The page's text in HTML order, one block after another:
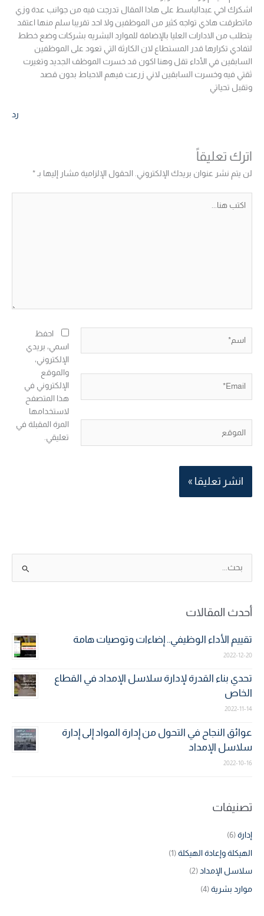
اشكرك اخي عبدالباسط على هاذا المقال تدرجت فيه من جوانب عدة وزي
ماتطرقت هاذي تواجه كثير من الموظفين ولا احد تقريبا سلم منها اعتقد
يتطلب من الادارات العليا بالإضافة للموارد البشريه بشركات وضع خطط
لتفادي تكرارها قدر المستطاع لان الكارثة التي تعود على الموظفين
السابقين في الأداء تقل وهنا اكون قد خسرت الموظف الجديد وتغيرت
ثقتي فيه وخسرت السابقين لاني زرعت فيهم الاحباط بدون قصد
وتقبل تحياتي
رد
اترك تعليقاً
لن يتم نشر عنوان بريدك الإلكتروني. الحقول الإلزامية مشار إليها بـ *
هنا...
احفظ
اسمي، بريدي
الإلكتروني،
والموقع
الإلكتروني في
هذا المتصفح
لاستخدامها
المرة المقبلة في
تعليقي.
ح
:
أحدث المقالات
تقييم الأداء الوظيفي.. إضاءات وتوصيات هامة
2022-12-20
تحدي بناء القدرة لإدارة سلاسل الإمداد في القطاع
الخاص
2022-11-14
عوائق النجاح في التحول من إدارة المواد إلى إدارة
سلاسل الإمداد
2022-10-16
تصنيفات
إدارة (6)
الهيكلة وإعادة الهيكلة (1)
سلاسل الإمداد (2)
موارد بشرية (4)